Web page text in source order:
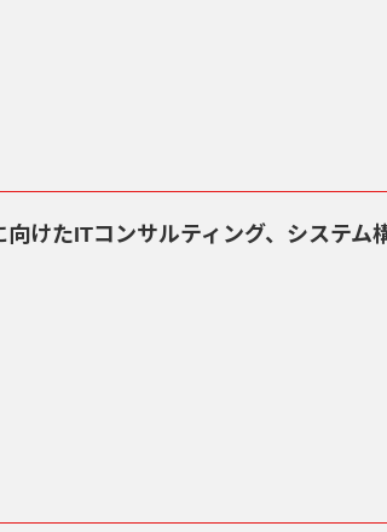
けたITコンサルティング、システム